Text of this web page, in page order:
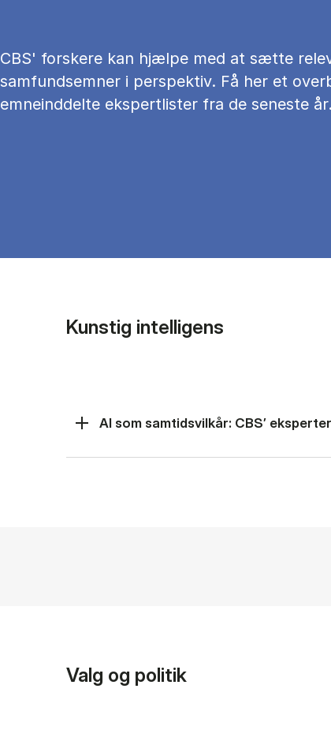
CBS' forskere kan hjælpe med at sætte
samfundsemner i perspektiv. Få her et
emneinddelte ekspertlister fra de seneste år.
Kunstig intelligens
AI som samtidsvilkår: CBS’
Valg og politik